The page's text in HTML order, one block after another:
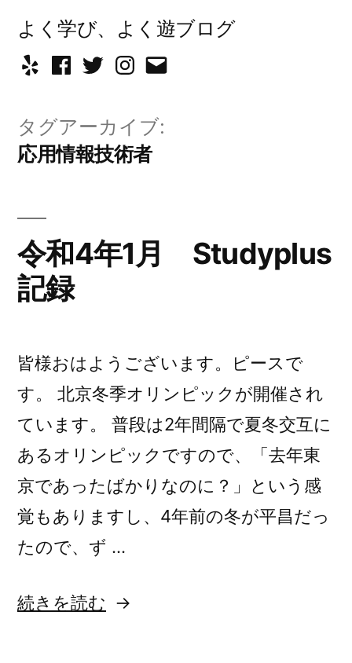
よく学び、よく遊ブログ
Yelp Facebook
TwitterInstagram
メ
ル
タグアーカイブ:
応用情報技術者
令和4年1月 Studyplus
記録
皆様おはようございます。ピースで
す。 北京冬季オリンピックが開催され
ています。 普段は2年間隔で夏冬交互に
あるオリンピックですので、「去年東
京であったばかりなのに？」という感
覚もありますし、4年前の冬が平昌だっ
たので、ず …
“令
続きを読む